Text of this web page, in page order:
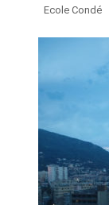
Ecole Condé